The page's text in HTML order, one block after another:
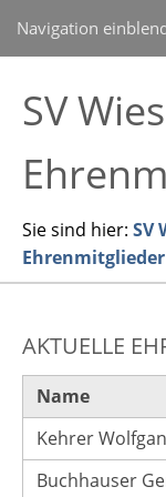
Navigation
SV
Sie sind hier: SV
Ehrenmitglieder
AKTUELLE
Name
Kehrer
Buchhauser